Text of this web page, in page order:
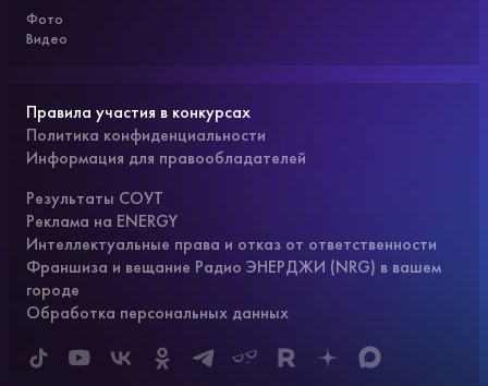
Фото
Видео
Правила участия в конкурсах
Политика конфиденциальности
Информация для правообладателей
Результаты СОУТ
Реклама на ENERGY
Интеллектуальные права и отказ от ответственности
Франшиза и вещание Радио ЭНЕРДЖИ (NRG) в вашем
городе
Обработка персональных данных